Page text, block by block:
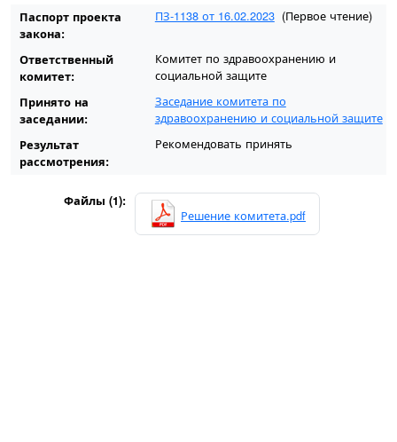
Паспорт проекта
закона:
ПЗ-1138 от 16.02.2023 (Первое чтение)
Ответственный
комитет:
Комитет по здравоохранению и
социальной защите
Принято на
заседании:
Заседание комитета по
здравоохранению и социальной защите
Результат
рассмотрения:
Рекомендовать принять
Файлы (1):
Решение комитета.pdf